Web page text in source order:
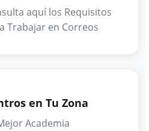
aquí los Requisitos
Trabajar en Correos
en Tu Zona
Academia